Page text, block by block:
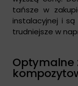
tańsze w
instalacyjnej i
trudniejsze w
Optymalne